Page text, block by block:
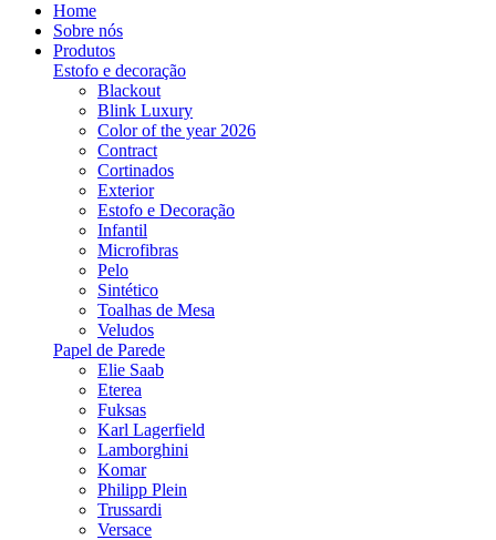
Home
Sobre nós
Produtos
Estofo e decoração
Blackout
Blink Luxury
Color of the year 2026
Contract
Cortinados
Exterior
Estofo e Decoração
Infantil
Microfibras
Pelo
Sintético
Toalhas de Mesa
Veludos
Papel de Parede
Elie Saab
Eterea
Fuksas
Karl Lagerfield
Lamborghini
Komar
Philipp Plein
Trussardi
Versace